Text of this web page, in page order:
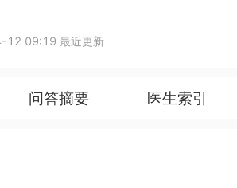
12 09:19 最近更新
问答摘要 医生索引